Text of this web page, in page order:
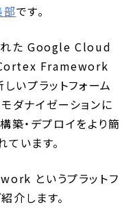
部です。
れた Google Cloud
Framework
いプラットフォーム
ダナイゼーションに
築・デプロイをより簡
います。
というプラットフ
介します。